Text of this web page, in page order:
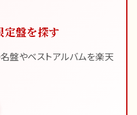
定盤を探す
盤やベストアルバムを楽天